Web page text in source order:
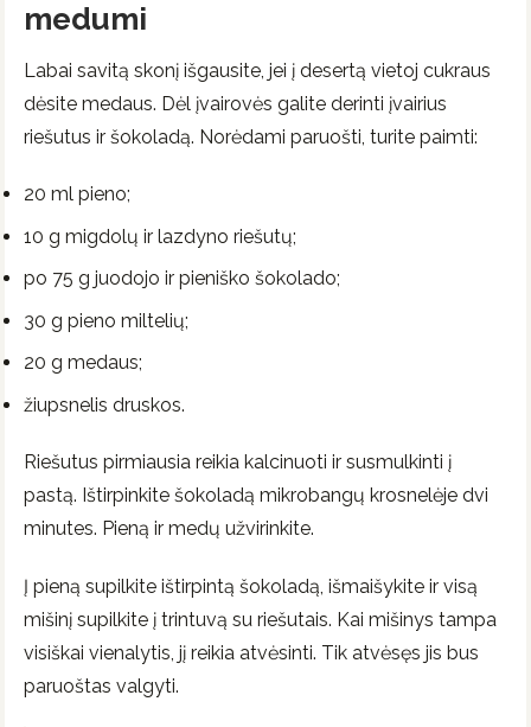
medumi
Labai savitą skonį išgausite, jei į desertą vietoj cukraus
dėsite medaus. Dėl įvairovės galite derinti įvairius
riešutus ir šokoladą. Norėdami paruošti, turite paimti:
20 ml pieno;
10 g migdolų ir lazdyno riešutų;
po 75 g juodojo ir pieniško šokolado;
30 g pieno miltelių;
20 g medaus;
žiupsnelis druskos.
Riešutus pirmiausia reikia kalcinuoti ir susmulkinti į
pastą. Ištirpinkite šokoladą mikrobangų krosnelėje dvi
minutes. Pieną ir medų užvirinkite.
Į pieną supilkite ištirpintą šokoladą, išmaišykite ir visą
mišinį supilkite į trintuvą su riešutais. Kai mišinys tampa
visiškai vienalytis, jį reikia atvėsinti. Tik atvėsęs jis bus
paruoštas valgyti.